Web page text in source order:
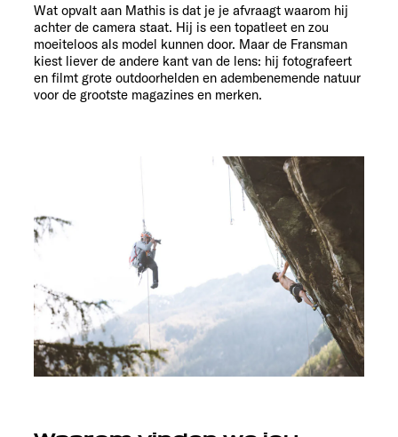
Wat opvalt aan Mathis is dat je je afvraagt waarom hij
achter de camera staat. Hij is een topatleet en zou
moeiteloos als model kunnen door. Maar de Fransman
kiest liever de andere kant van de lens: hij fotografeert
en filmt grote outdoorhelden en adembenemende natuur
voor de grootste magazines en merken.